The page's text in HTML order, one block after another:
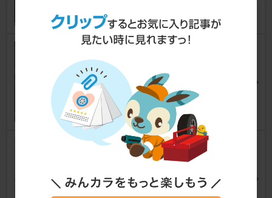
BEAUTIFUL CARS クロスカッ
ト カーウォッシュ スポンジ
シビックタイプR
みのしーさん
15
日本ライティング シラザン50
ダイヤモンド200
シビックタイプR
たつおシビックさん